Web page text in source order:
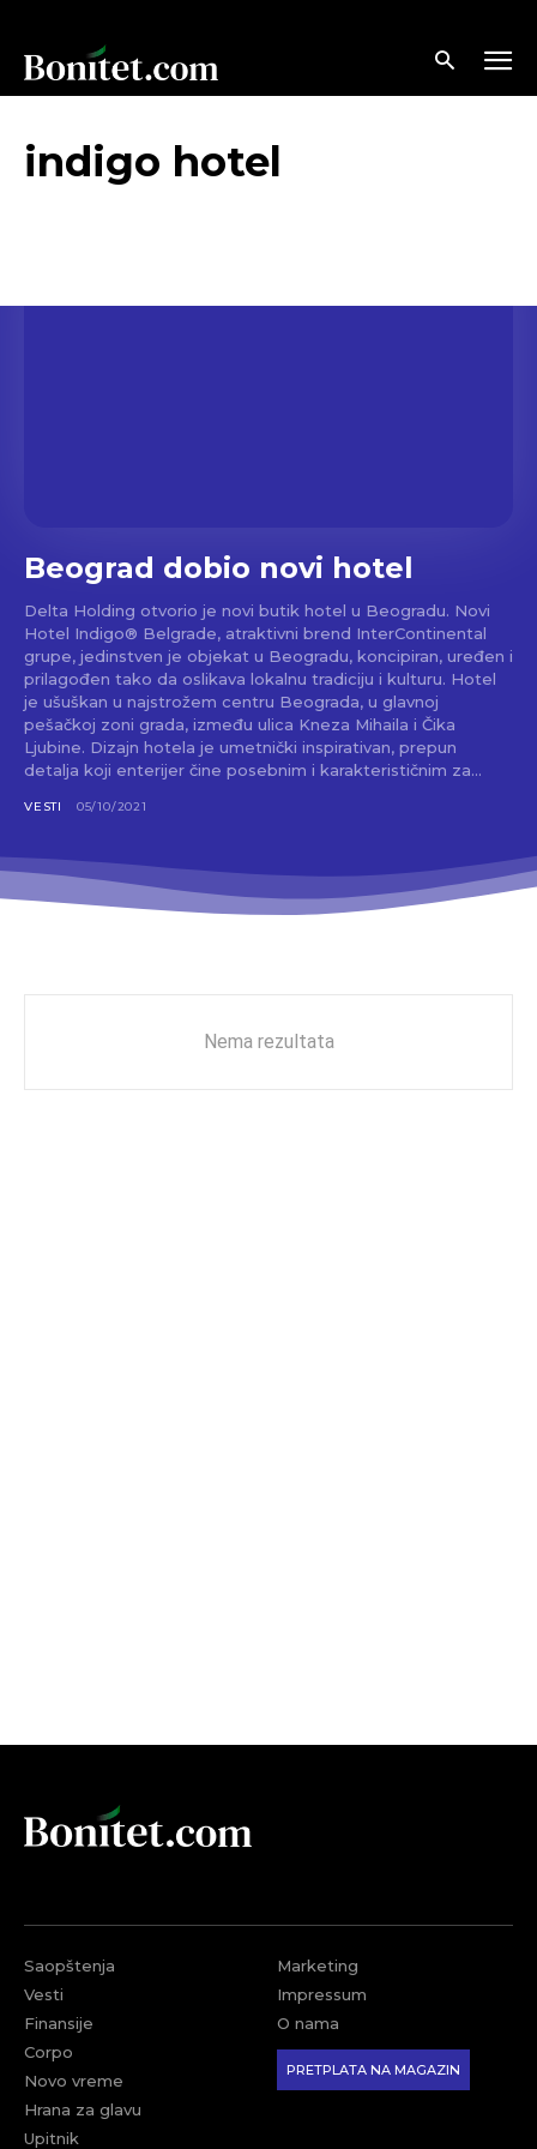
indigo hotel
Beograd dobio novi hotel
Delta Holding otvorio je novi butik hotel u Beogradu. Novi
Hotel Indigo® Belgrade, atraktivni brend InterContinental
grupe, jedinstven je objekat u Beogradu, koncipiran, uređen i
prilagođen tako da oslikava lokalnu tradiciju i kulturu. Hotel
je ušuškan u najstrožem centru Beograda, u glavnoj
pešačkoj zoni grada, između ulica Kneza Mihaila i Čika
Ljubine. Dizajn hotela je umetnički inspirativan, prepun
detalja koji enterijer čine posebnim i karakterističnim za...
VESTI 05/10/2021
Nema rezultata
Saopštenja
Vesti
Finansije
Corpo
Novo vreme
Hrana za glavu
Upitnik
Marketing
Impressum
O nama
PRETPLATA NA MAGAZIN